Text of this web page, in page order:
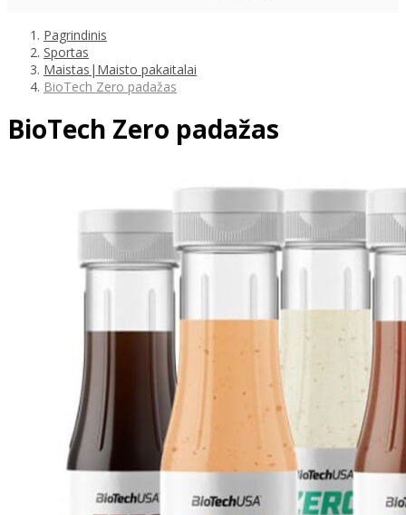
Pagrindinis
Sportas
Maistas|Maisto pakaitalai
BioTech Zero padažas
BioTech Zero padažas